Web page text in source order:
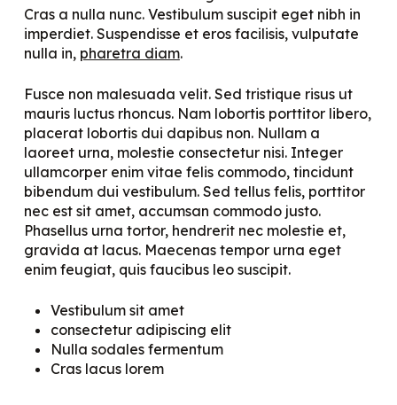
Cras a nulla nunc. Vestibulum suscipit eget nibh in
imperdiet. Suspendisse et eros facilisis, vulputate
nulla in, pharetra diam.
Fusce non malesuada velit. Sed tristique risus ut
mauris luctus rhoncus. Nam lobortis porttitor libero,
placerat lobortis dui dapibus non. Nullam a
laoreet urna, molestie consectetur nisi. Integer
ullamcorper enim vitae felis commodo, tincidunt
bibendum dui vestibulum. Sed tellus felis, porttitor
nec est sit amet, accumsan commodo justo.
Phasellus urna tortor, hendrerit nec molestie et,
gravida at lacus. Maecenas tempor urna eget
enim feugiat, quis faucibus leo suscipit.
Vestibulum sit amet
consectetur adipiscing elit
Nulla sodales fermentum
Cras lacus lorem